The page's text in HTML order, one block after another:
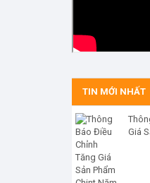
TIN MỚI NHẤT
Giá